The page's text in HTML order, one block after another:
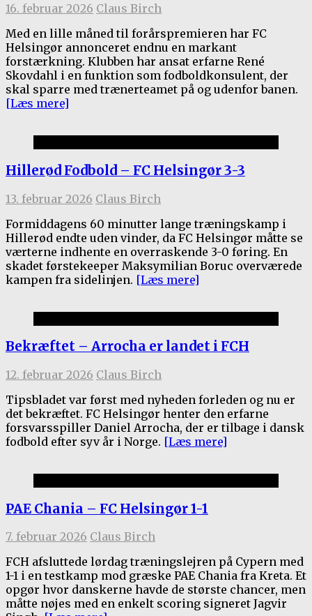
16. februar 2026 Claus Birch
Med en lille måned til forårspremieren har FC
Helsingør annonceret endnu en markant
forstærkning. Klubben har ansat erfarne René
Skovdahl i en funktion som fodboldkonsulent, der
skal sparre med trænerteamet på og udenfor banen.
[Læs mere]
Hillerød Fodbold – FC Helsingør 3-3
13. februar 2026 Claus Birch
Formiddagens 60 minutter lange træningskamp i
Hillerød endte uden vinder, da FC Helsingør måtte se
værterne indhente en overraskende 3-0 føring. En
skadet førstekeeper Maksymilian Boruc overværede
kampen fra sidelinjen. [Læs mere]
Bekræftet – Arrocha er landet i FCH
12. februar 2026 Claus Birch
Tipsbladet var først med nyheden forleden og nu er
det bekræftet. FC Helsingør henter den erfarne
forsvarsspiller Daniel Arrocha, der er tilbage i dansk
fodbold efter syv år i Norge. [Læs mere]
PAE Chania – FC Helsingør 1-1
7. februar 2026 Claus Birch
FCH afsluttede lørdag træningslejren på Cypern med
1-1 i en testkamp mod græske PAE Chania fra Kreta. Et
opgør hvor danskerne havde de største chancer, men
måtte nøjes med en enkelt scoring signeret Jagvir